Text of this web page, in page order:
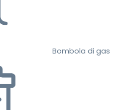
Bombola di gas